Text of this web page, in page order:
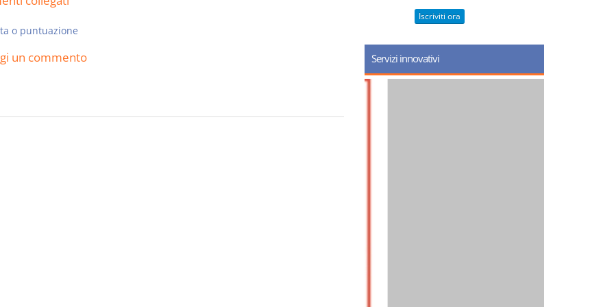
o puntuazione
un commento
Iscriviti ora
Servizi innovativi